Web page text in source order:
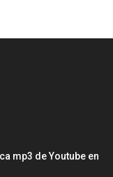
mp3 de Youtube en